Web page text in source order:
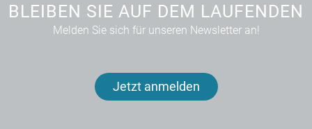
BLEIBEN SIE AUF DEM LAUFENDEN
Melden Sie sich für unseren Newsletter an!
Jetzt anmelden